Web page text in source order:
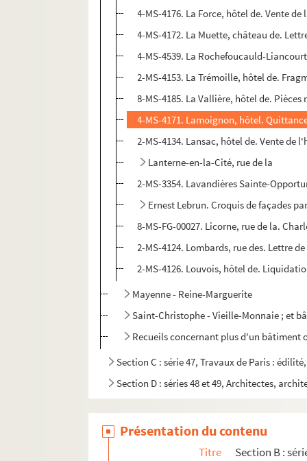
4-MS-4176. La Force, hôtel de. Vente
4-MS-4172. La Muette, château de.
4-MS-4539. La Rochefoucauld-
2-MS-4153. La Trémoille, hôtel de.
8-MS-4185. La Vallière, hôtel de.
4-MS-4171. Lamoignon, hôtel.
2-MS-4134. Lansac, hôtel de. Vente de
Lanterne-en-la-Cité, rue de la
2-MS-3354. Lavandières Sainte-
Ernest Lebrun. Croquis de façades
8-MS-FG-00027. Licorne, rue de la.
2-MS-4124. Lombards, rue des. Lettre
2-MS-4126. Louvois, hôtel de.
Mayenne - Reine-Marguerite
Saint-Christophe - Vieille-Monnaie ; et
Recueils concernant plus d'un bâtiment
Section C : série 47, Travaux de Paris :
Section D : séries 48 et 49, Architectes,
Présentation du contenu
Titre
Section B :